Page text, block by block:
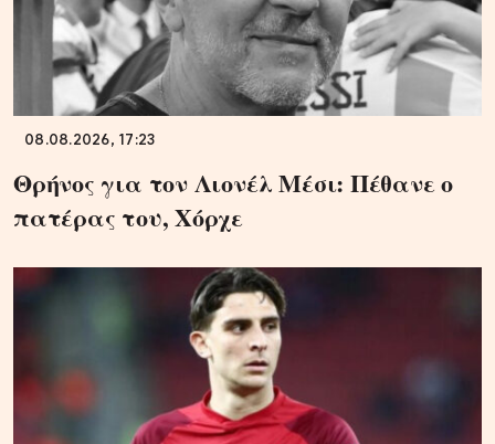
08.08.2026, 17:23
Θρήνος για τον Λιονέλ Μέσι: Πέθανε ο
πατέρας του, Χόρχε